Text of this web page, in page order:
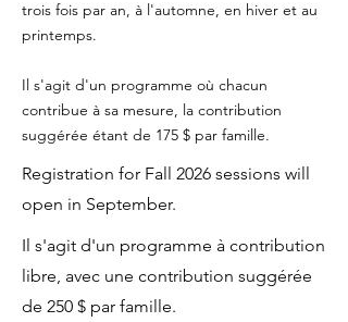
trois fois par an, à l'automne, en hiver et au
printemps.
Il s'agit d'un programme où chacun
contribue à sa mesure, la contribution
suggérée étant de 175 $ par famille.
Registration for Fall 2026 sessions will
open in September.
Il s'agit d'un programme à contribution
libre, avec une contribution suggérée
de 250 $ par famille.